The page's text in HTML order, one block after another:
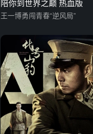
陪你到世界之巅 热血版
王一博勇闯青春“逆风局”